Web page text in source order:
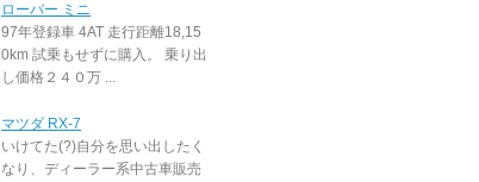
ローバー ミニ
97年登録車 4AT 走行距離18,15
0km 試乗もせずに購入。 乗り出
し価格２４０万 ...
マツダ RX-7
いけてた(?)自分を思い出したく
なり、ディーラー系中古車販売